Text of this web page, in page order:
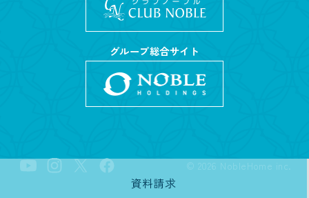
グループ総合サイト
© 2026 NobleHome inc.
資料請求